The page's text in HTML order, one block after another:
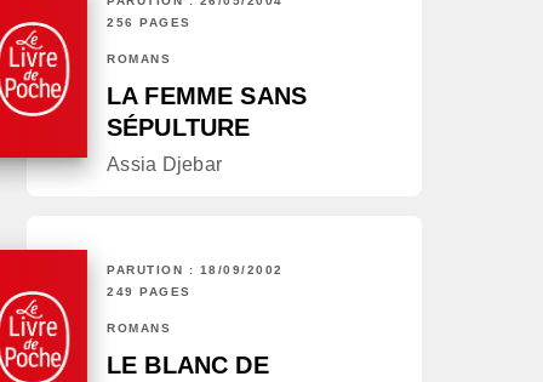
256 PAGES
ROMANS
LA FEMME SANS
SÉPULTURE
Assia Djebar
PARUTION : 18/09/2002
249 PAGES
ROMANS
LE BLANC DE